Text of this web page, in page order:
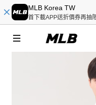
MLB Korea TW
首下載APP送折價券再抽